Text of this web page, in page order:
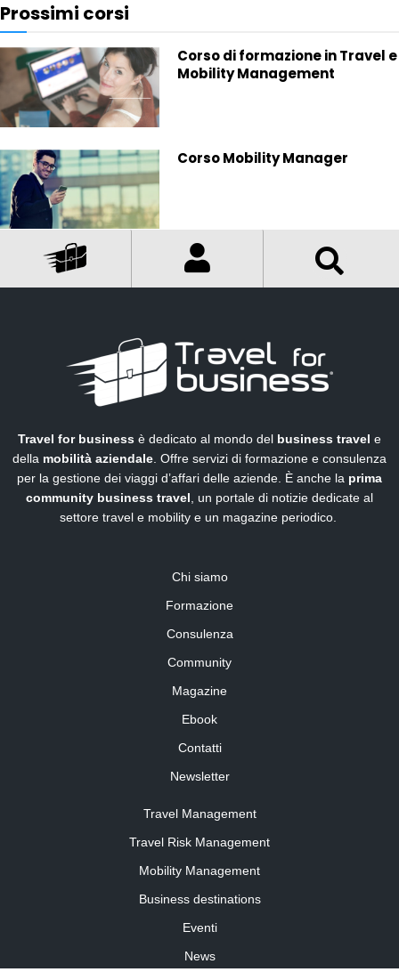
Prossimi corsi
Corso di formazione in Travel e
Mobility Management
Corso Mobility Manager
Travel for business è dedicato al mondo del business travel e
della mobilità aziendale. Offre servizi di formazione e consulenza
per la gestione dei viaggi d’affari delle aziende. È anche la prima
community business travel, un portale di notizie dedicate al
settore travel e mobility e un magazine periodico.
Chi siamo
Formazione
Consulenza
Community
Magazine
Ebook
Contatti
Newsletter
Travel Management
Travel Risk Management
Mobility Management
Business destinations
Eventi
News